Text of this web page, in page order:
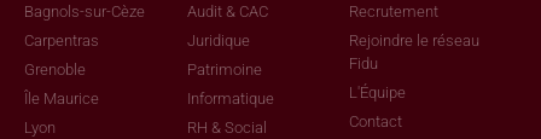
Bagnols-sur-Cèze
Carpentras
Grenoble
Île Maurice
Lyon
Audit & CAC
Juridique
Patrimoine
Informatique
RH & Social
Recrutement
Rejoindre le réseau
Fidu
L'Équipe
Contact